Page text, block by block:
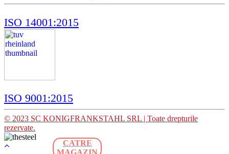
ISO 14001:2015
ISO 9001:2015
© 2023 SC KONIGFRANKSTAHL SRL | Toate drepturile
rezervate.
CATRE
MAGAZIN